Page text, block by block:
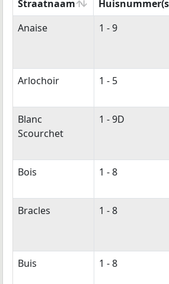
Straatnaam
Straatnaam
Huisnummer(s)
Anaise 1 - 9
Arlochoir 1 - 5
Blanc
Scourchet
1 - 9D
Bois 1 - 8
Bracles 1 - 8
Buis 1 - 8